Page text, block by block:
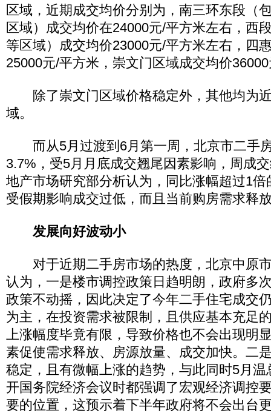
区域，近期成交均价分别为，南三环东段（
区域）成交均价在24000元/平方米左右，西
等区域）成交均价23000元/平方米左右，四
25000元/平方米，崇文门区域成交均价
除了崇文门区域价格稳定外，其他均为
域。
而从5月过渡到6月第一周，北京市二手
3.7%，受5月月底成交翘尾因素影响，周成
地产市场研究部分析认为，同比涨幅超过1
受假期影响成交过低，而且当前购房需求释
发展向好波动小
对于近期二手房市场的热度，北京中原
认为，一是楼市调控政策日趋明朗，政府多
政策不动摇，因此决定了今年二手住宅成交
为主，在投资需求被限制，且供应基本充足
上涨幅度毕竟有限，导致价格也不会出现明
素促使需求释放、房源放量、成交加快。二
稳定，且有微幅上涨的趋势，与此同时5月
开国务院经济会议时都强调了宏观经济调控
要的位置，这预示着下半年政府将不会出台